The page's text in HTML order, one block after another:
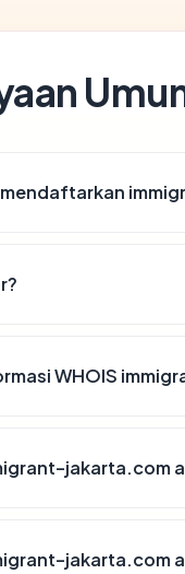
WHOIS
jakarta.com
jakarta.com